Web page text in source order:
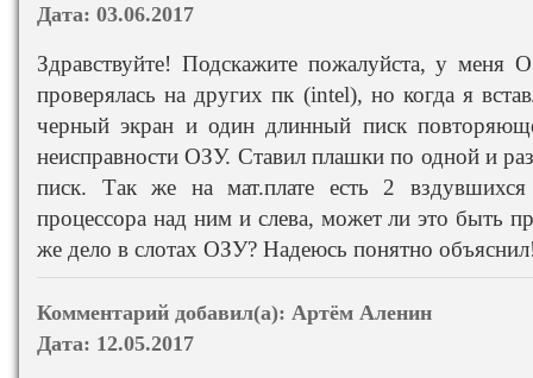
Дата: 03.06.2017
Здравствуйте! Подскажите пожалуйста, у меня
проверялась на других пк (intel), но когда я
черный экран и один длинный писк
неисправности ОЗУ. Ставил плашки по одной и
писк. Так же на мат.плате есть 2 вздувшихся
процессора над ним и слева, может ли это быть
же дело в слотах ОЗУ? Надеюсь понятно
Комментарий добавил(а): Артём Аленин
Дата: 12.05.2017